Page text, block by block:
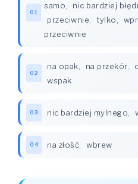
01
samo, nic bardziej
przeciwnie, tylko,
przeciwnie
02
na opak, na przekór,
wspak
03 nic bardziej mylnego,
04 na złość, wbrew